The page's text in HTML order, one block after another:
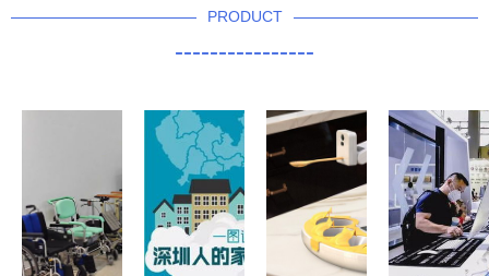
PRODUCT
----------------